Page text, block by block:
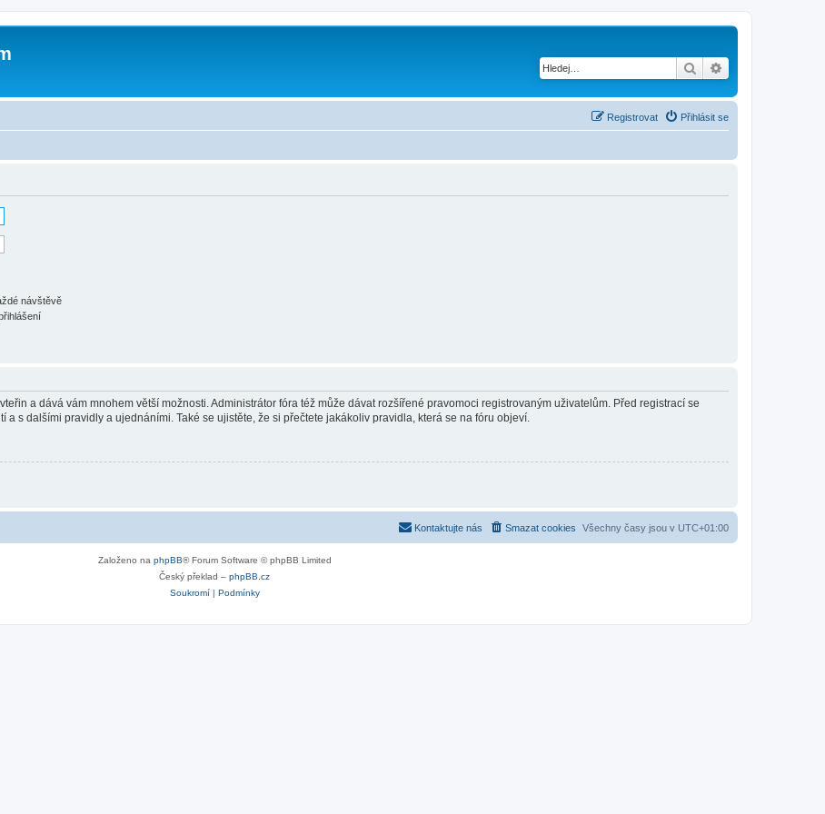
Hledat
Přihlásit se
Registrovat
návštěvě
a dává vám mnohem větší možnosti. Administrátor fóra též může dávat rozšířené pravomoci registrovaným uživatelům. Před registrací se
s dalšími pravidly a ujednáními. Také se ujistěte, že si přečtete jakákoliv pravidla, která se na fóru objeví.
Všechny časy jsou v UTC+01:00
Smazat cookies
Kontaktujte nás
Založeno na phpBB® Forum Software © phpBB Limited
Český překlad – phpBB.cz
Soukromí| Podmínky